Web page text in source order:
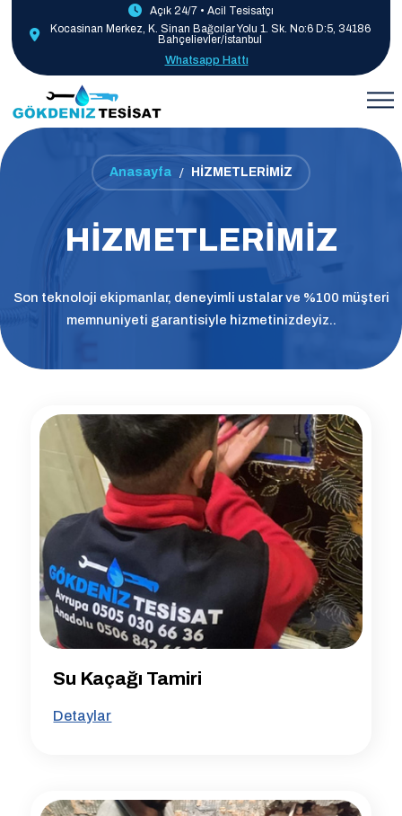
Açık 24/7 • Acil Tesisatçı
Kocasinan Merkez, K. Sinan Bağcılar Yolu 1. Sk. No:6 D:5, 34186
Bahçelievler/İstanbul
Whatsapp Hattı
Anasayfa HİZMETLERİMİZ
HİZMETLERİMİZ
Son teknoloji ekipmanlar, deneyimli ustalar ve %100 müşteri
memnuniyeti garantisiyle hizmetinizdeyiz..
Su Kaçağı Tamiri
Detaylar